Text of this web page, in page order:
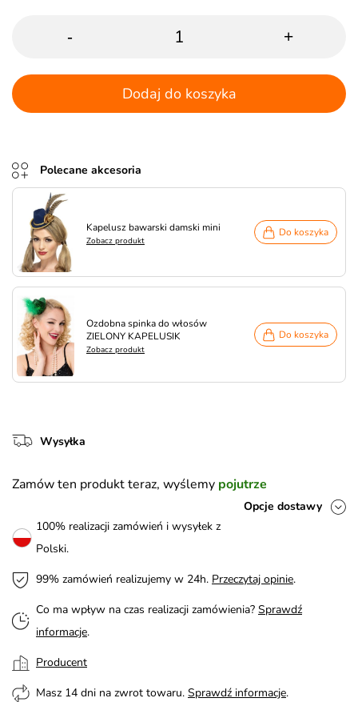
- +
Dodaj do koszyka
Polecane akcesoria
Kapelusz bawarski damski mini
Zobacz produkt
Do koszyka
Ozdobna spinka do włosów
ZIELONY KAPELUSIK
Zobacz produkt
Do koszyka
Wysyłka
Zamów ten produkt teraz, wyślemy pojutrze
Opcje dostawy
100% realizacji zamówień i wysyłek z
Polski.
99% zamówień realizujemy w 24h. Przeczytaj opinie.
Co ma wpływ na czas realizacji zamówienia? Sprawdź
informacje.
Producent
Masz 14 dni na zwrot towaru. Sprawdź informacje.